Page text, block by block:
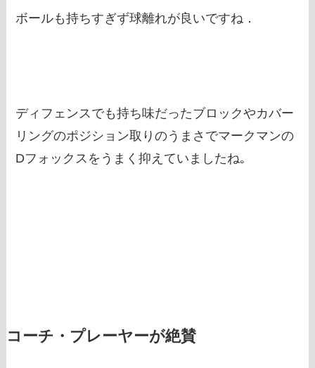
ボールも持ちすぎず球離れが良いですね．
ディフェンスでも持ち味だったブロックやカバー
リングのポジション取りのうまさでマークマンの
Dフォックスをうまく抑えていましたね｡
コーチ・プレーヤーが絶賛